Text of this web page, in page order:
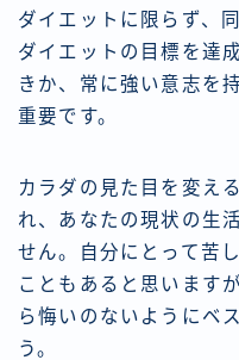
ダイエットに限らず、
ダイエットの目標を達
きか、常に強い意志を
重要です。
カラダの見た目を変え
れ、あなたの現状の生
せん。自分にとって苦
こともあると思います
ら悔いのないようにベ
う。